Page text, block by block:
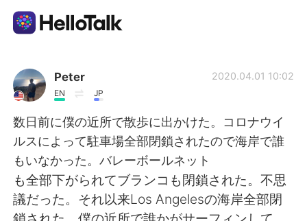
Приложение для Языкового Обмена
AI Grammar Checker
Русский
English 简体中文
Peter
EN JP
2020.04.01 10:02
数日前に僕の近所で散歩に出かけた。コロナウイ
ルスによって駐車場全部閉鎖されたので海岸で誰
もいなかった。バレーボールネット
も全部下がられてブランコも閉鎖された。不思
議だった。それ以来Los Angelesの海岸全部閉